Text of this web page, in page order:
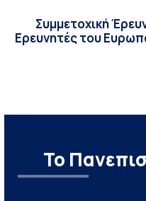
Συμμετοχική
Ερευνητές του
Το